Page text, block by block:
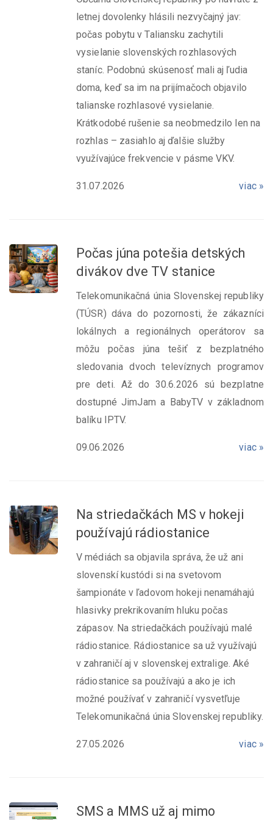
letnej dovolenky hlásili nezvyčajný jav:
počas pobytu v Taliansku zachytili
vysielanie slovenských rozhlasových
staníc. Podobnú skúsenosť mali aj ľudia
doma, keď sa im na prijímačoch objavilo
talianske rozhlasové vysielanie.
Krátkodobé rušenie sa neobmedzilo len na
rozhlas – zasiahlo aj ďalšie služby
využívajúce frekvencie v pásme VKV.
31.07.2026 viac »
Počas júna potešia detských
divákov dve TV stanice
Telekomunikačná únia Slovenskej republiky
(TÚSR) dáva do pozornosti, že zákazníci
lokálnych a regionálnych operátorov sa
môžu počas júna tešiť z bezplatného
sledovania dvoch televíznych programov
pre deti. Až do 30.6.2026 sú bezplatne
dostupné JimJam a BabyTV v základnom
balíku IPTV.
09.06.2026 viac »
Na striedačkách MS v hokeji
používajú rádiostanice
V médiách sa objavila správa, že už ani
slovenskí kustódi si na svetovom
šampionáte v ľadovom hokeji nenamáhajú
hlasivky prekrikovaním hluku počas
zápasov. Na striedačkách používajú malé
rádiostanice. Rádiostanice sa už využívajú
v zahraničí aj v slovenskej extralige. Aké
rádiostanice sa používajú a ako je ich
možné používať v zahraničí vysvetľuje
Telekomunikačná únia Slovenskej republiky.
27.05.2026 viac »
SMS a MMS už aj mimo